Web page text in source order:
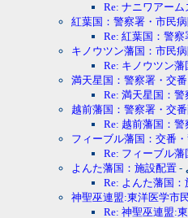
Re: ナニワアー
紅葉国：警察署・市民
Re: 紅葉国：警
キノウツン藩国：市民
Re: キノウツン
満天星国：警察署・交
Re: 満天星国：
越前藩国：警察署・交
Re: 越前藩国：
フィーブル藩国：交番
Re: フィーブル
よんた藩国：施設配置 -
Re: よんた藩国：
神聖巫連盟:東洋医学市
Re: 神聖巫連盟: